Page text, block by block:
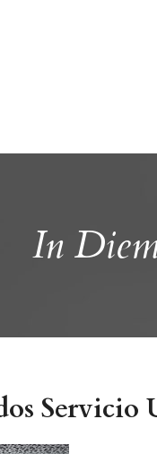
In
Servicio